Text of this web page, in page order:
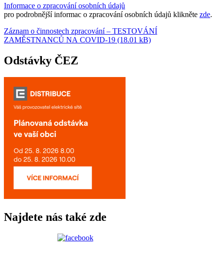
Informace o zpracování osobních údajů
pro podrobnější informac o zpracování osobních údajů klikněte zde.
Záznam o činnostech zpracování – TESTOVÁNÍ
ZAMĚSTNANCŮ NA COVID-19 (18.01 kB)
Odstávky ČEZ
Najdete nás také zde